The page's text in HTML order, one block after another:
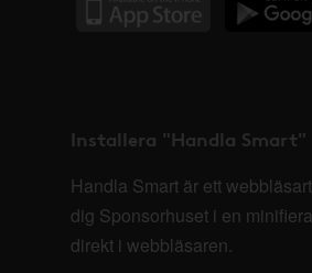
Installera "Handla Smart"
Handla Smart är ett
dig Sponsorhuset i en
direkt i webbläsaren.